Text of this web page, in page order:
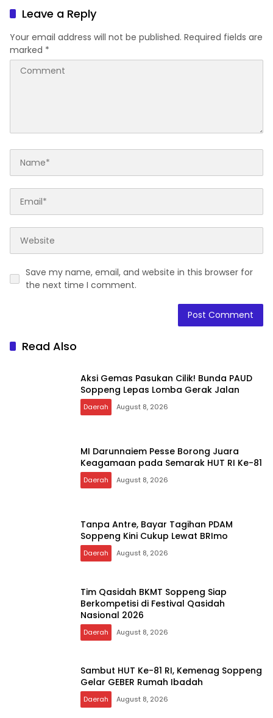
Leave a Reply
Your email address will not be published. Required fields are
marked *
Save my name, email, and website in this browser for
the next time I comment.
Read Also
Aksi Gemas Pasukan Cilik! Bunda PAUD
Soppeng Lepas Lomba Gerak Jalan
Daerah August 8, 2026
MI Darunnaiem Pesse Borong Juara
Keagamaan pada Semarak HUT RI Ke-81
Daerah August 8, 2026
Tanpa Antre, Bayar Tagihan PDAM
Soppeng Kini Cukup Lewat BRImo
Daerah August 8, 2026
Tim Qasidah BKMT Soppeng Siap
Berkompetisi di Festival Qasidah
Nasional 2026
Daerah August 8, 2026
Sambut HUT Ke-81 RI, Kemenag Soppeng
Gelar GEBER Rumah Ibadah
Daerah August 8, 2026